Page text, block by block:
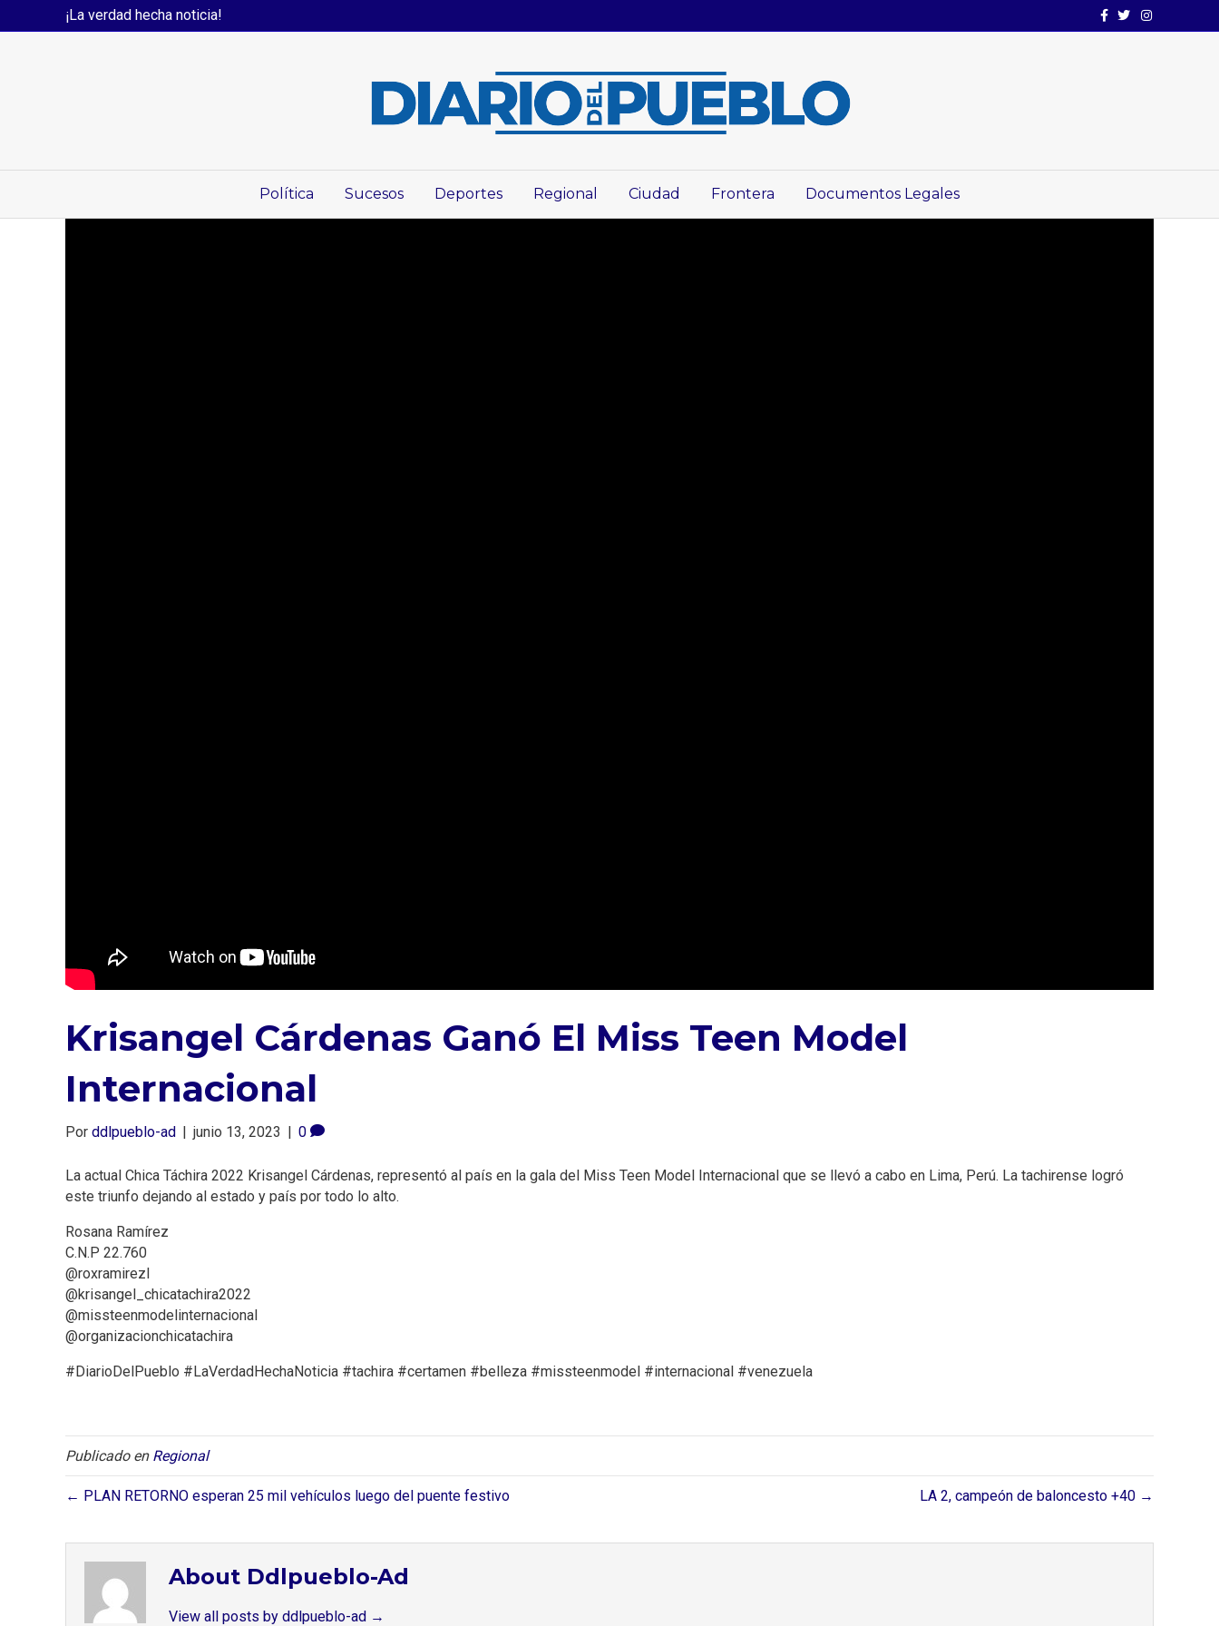
¡La verdad hecha noticia! Facebook
TwitterInstagram
Política Sucesos Deportes Regional Ciudad Frontera Documentos Legales
Krisangel Cárdenas Ganó El Miss Teen Model
Internacional
Por ddlpueblo-ad junio 13, 2023 0
La actual Chica Táchira 2022 Krisangel Cárdenas, representó al país en la gala del Miss Teen Model Internacional que se llevó a cabo en Lima, Perú. La tachirense logró
este triunfo dejando al estado y país por todo lo alto.
Rosana Ramírez
C.N.P 22.760
@roxramirezl
@krisangel_chicatachira2022
@missteenmodelinternacional
@organizacionchicatachira
#DiarioDelPueblo #LaVerdadHechaNoticia #tachira #certamen #belleza #missteenmodel #internacional #venezuela
Publicado en Regional
← PLAN RETORNO esperan 25 mil vehículos luego del puente festivo LA 2, campeón de baloncesto +40 →
About Ddlpueblo-Ad
View all posts by ddlpueblo-ad →